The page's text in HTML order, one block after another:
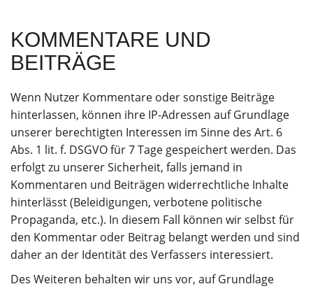
KOMMENTARE UND
BEITRÄGE
Wenn Nutzer Kommentare oder sonstige Beiträge
hinterlassen, können ihre IP-Adressen auf Grundlage
unserer berechtigten Interessen im Sinne des Art. 6
Abs. 1 lit. f. DSGVO für 7 Tage gespeichert werden. Das
erfolgt zu unserer Sicherheit, falls jemand in
Kommentaren und Beiträgen widerrechtliche Inhalte
hinterlässt (Beleidigungen, verbotene politische
Propaganda, etc.). In diesem Fall können wir selbst für
den Kommentar oder Beitrag belangt werden und sind
daher an der Identität des Verfassers interessiert.
Des Weiteren behalten wir uns vor, auf Grundlage